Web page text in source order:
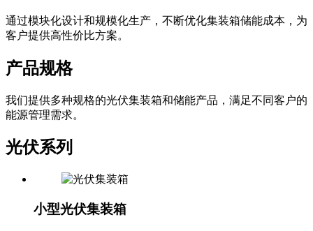
通过模块化设计和规模化生产，不断优化集装箱储能成本，为
客户提供高性价比方案。
产品规格
我们提供多种规格的光伏集装箱和储能产品，满足不同客户的
能源管理需求。
光伏系列
小型光伏集装箱